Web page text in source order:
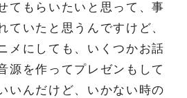
てもらいたいと思って、事
ていたと思うんですけど、
メにしても、いくつかお話
源を作ってプレゼンもして
いんだけど、いかない時の